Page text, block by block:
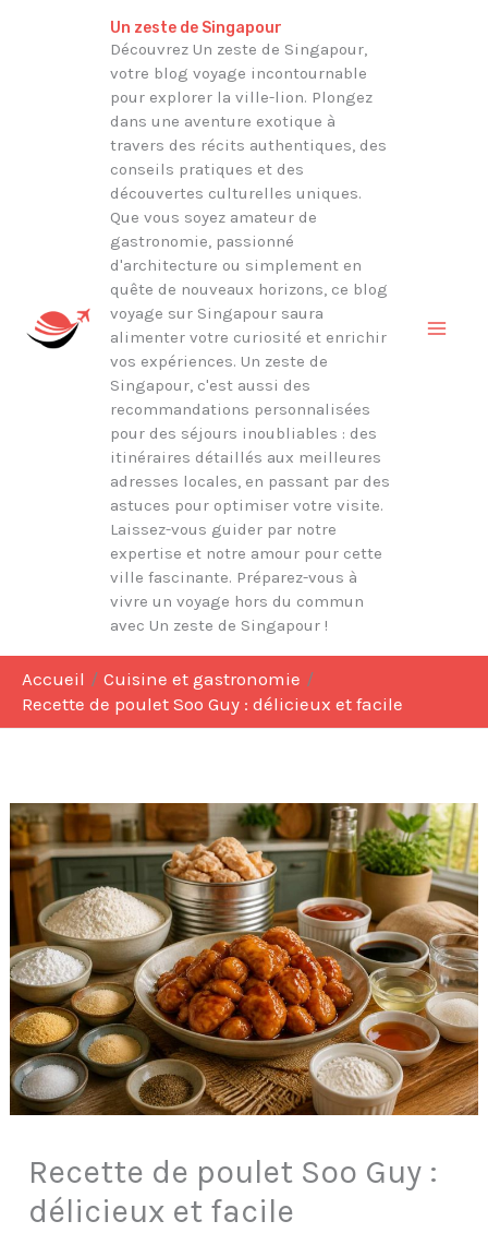
Un zeste de Singapour
Découvrez Un zeste de Singapour,
votre blog voyage incontournable
pour explorer la ville-lion. Plongez
dans une aventure exotique à
travers des récits authentiques, des
conseils pratiques et des
découvertes culturelles uniques.
Que vous soyez amateur de
gastronomie, passionné
d'architecture ou simplement en
quête de nouveaux horizons, ce blog
voyage sur Singapour saura
alimenter votre curiosité et enrichir
vos expériences. Un zeste de
Singapour, c'est aussi des
recommandations personnalisées
pour des séjours inoubliables : des
itinéraires détaillés aux meilleures
adresses locales, en passant par des
astuces pour optimiser votre visite.
Laissez-vous guider par notre
expertise et notre amour pour cette
ville fascinante. Préparez-vous à
vivre un voyage hors du commun
avec Un zeste de Singapour !
Accueil
Cuisine et gastronomie
Recette de poulet Soo Guy : délicieux et facile
Recette de poulet Soo Guy :
délicieux et facile
Rechercher